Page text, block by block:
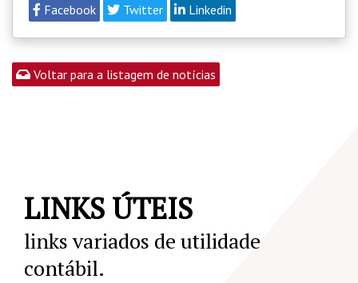
Facebook Twitter Linkedin
Voltar para a listagem de notícias
LINKS ÚTEIS
links variados de utilidade
contábil.